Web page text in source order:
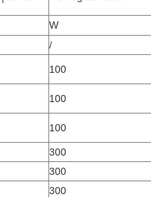
W
/
100
100
100
300
300
300